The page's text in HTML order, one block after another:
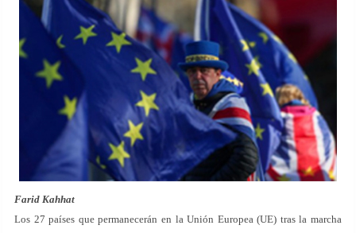
Farid Kahhat
Los 27 países que permanecerán en la Unión Europea (UE) tras la marcha